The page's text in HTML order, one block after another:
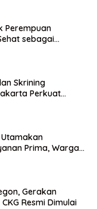
Perempuan
sebagai
Skrining
Perkuat
Utamakan
Prima, Warga
Gerakan
Resmi Dimulai